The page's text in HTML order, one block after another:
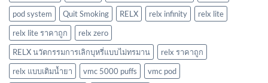
pod system
Quit Smoking RELX relx infinity
relx lite
relx lite ราคาถูก
relx zero
RELX นวัตกรรมการเลิกบุหรี่แบบไม่ทรมาน
relx ราคาถูก
relx แบบเติมน้ำยา
vmc 5000 puffs
vmc pod